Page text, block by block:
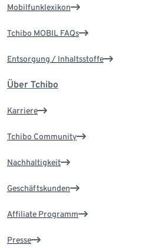
Mobilfunklexikon
Tchibo MOBIL FAQs
Entsorgung / Inhaltsstoffe
Über Tchibo
Karriere
Tchibo Community
Nachhaltigkeit
Geschäftskunden
Affiliate Programm
Presse